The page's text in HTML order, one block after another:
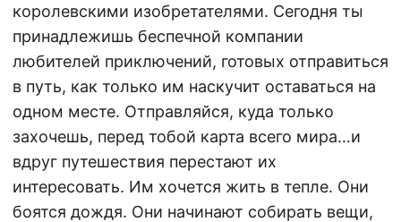
королевскими изобретателями. Сегодня ты
принадлежишь беспечной компании
любителей приключений, готовых отправиться
в путь, как только им наскучит оставаться на
одном месте. Отправляйся, куда только
захочешь, перед тобой карта всего мира…и
вдруг путешествия перестают их
интересовать. Им хочется жить в тепле. Они
боятся дождя. Они начинают собирать вещи,